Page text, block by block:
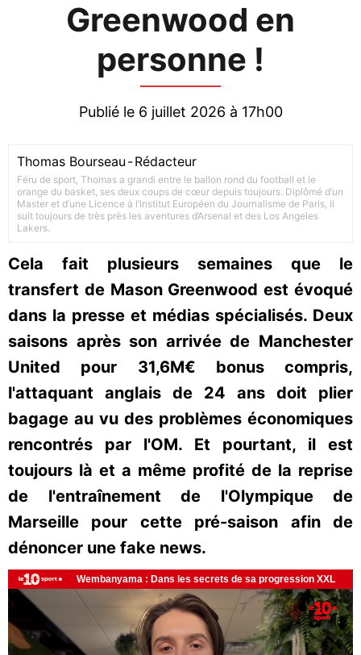
Greenwood en
personne !
Publié le 6 juillet 2026 à 17h00
Thomas Bourseau -Rédacteur
Féru de sport, Thomas a grandi entre le ballon rond du football et le
orange du basket, ses deux coups de cœur depuis toujours. Diplômé d’un
Master et d’une Licence à l’Institut Européen du Journalisme de Paris, il
suit toujours de très près les aventures d’Arsenal et des Los Angeles
Lakers.
Cela fait plusieurs semaines que le
transfert de Mason Greenwood est évoqué
dans la presse et médias spécialisés. Deux
saisons après son arrivée de Manchester
United pour 31,6M€ bonus compris,
l'attaquant anglais de 24 ans doit plier
bagage au vu des problèmes économiques
rencontrés par l'OM. Et pourtant, il est
toujours là et a même profité de la reprise
de l'entraînement de l'Olympique de
Marseille pour cette pré-saison afin de
dénoncer une fake news.